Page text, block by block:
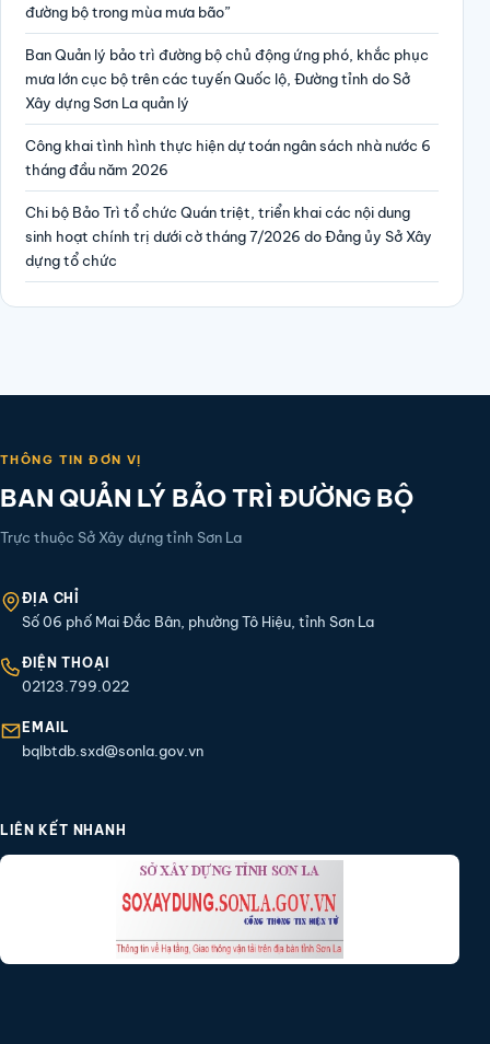
đường bộ trong mùa mưa bão”
Ban Quản lý bảo trì đường bộ chủ động ứng phó, khắc phục
mưa lớn cục bộ trên các tuyến Quốc lộ, Đường tỉnh do Sở
Xây dựng Sơn La quản lý
Công khai tình hình thực hiện dự toán ngân sách nhà nước 6
tháng đầu năm 2026
Chi bộ Bảo Trì tổ chức Quán triệt, triển khai các nội dung
sinh hoạt chính trị dưới cờ tháng 7/2026 do Đảng ủy Sở Xây
dựng tổ chức
THÔNG TIN ĐƠN VỊ
BAN QUẢN LÝ BẢO TRÌ ĐƯỜNG BỘ
Trực thuộc Sở Xây dựng tỉnh Sơn La
ĐỊA CHỈ
Số 06 phố Mai Đắc Bân, phường Tô Hiệu, tỉnh Sơn La
ĐIỆN THOẠI
02123.799.022
EMAIL
bqlbtdb.sxd@sonla.gov.vn
LIÊN KẾT NHANH